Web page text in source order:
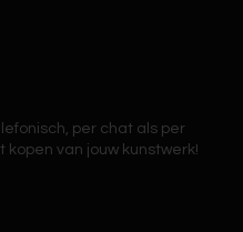
per chat als per
van jouw kunstwerk!